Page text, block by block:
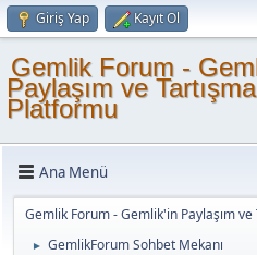
Giriş Yap Kayıt Ol
Gemlik Forum -
Paylaşım ve Tartışma
Platformu
Ana Menü
Gemlik Forum - Gemlik'in Paylaşım
► GemlikForum Sohbet Mekanı